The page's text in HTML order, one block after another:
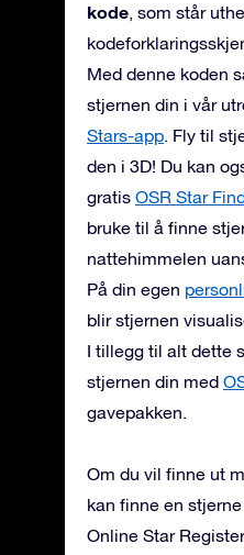
kode, som står
Med denne koden
stjernen din i vår
Stars-app. Fly til
den i 3D! Du kan
gratis OSR Star
bruke til å finne
nattehimmelen
På din egen
blir stjernen
I tillegg til alt dette
stjernen din med
gavepakken.
Om du vil finne ut
kan finne en
Online Star